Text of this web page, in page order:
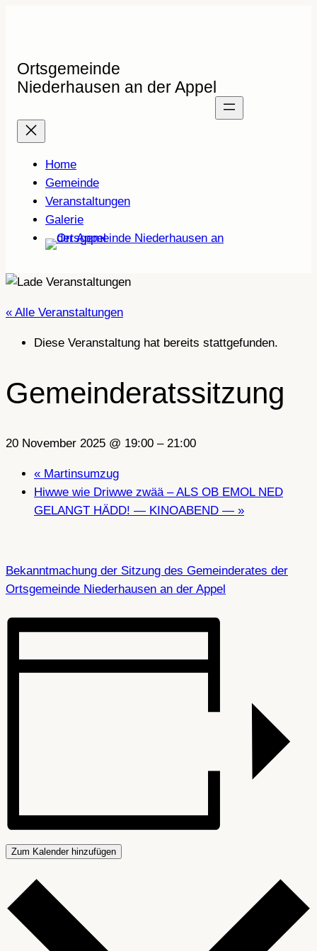
Ortsgemeinde
Niederhausen an der Appel
Home
Gemeinde
Veranstaltungen
Galerie
« Alle Veranstaltungen
Diese Veranstaltung hat bereits stattgefunden.
Gemeinderatssitzung
20 November 2025 @ 19:00 – 21:00
« Martinsumzug
Hiwwe wie Driwwe zwää – ALS OB EMOL NED
GELANGT HÄDD! — KINOABEND — »
Bekanntmachung der Sitzung des Gemeinderates der
Ortsgemeinde Niederhausen an der Appel
Zum Kalender hinzufügen